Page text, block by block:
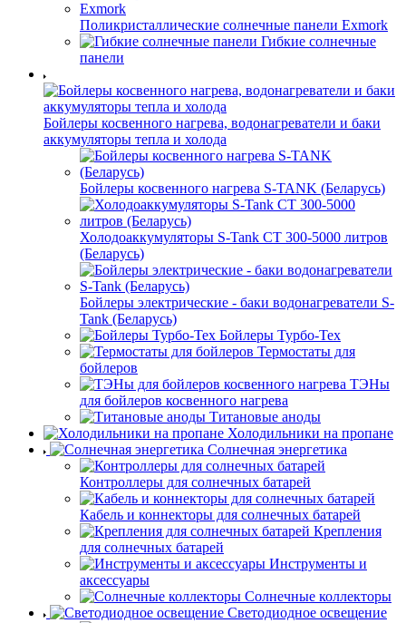
Поликристаллические солнечные панели Exmork
Гибкие солнечные
панели
Бойлеры косвенного нагрева, водонагреватели и баки
аккумуляторы тепла и холода
Бойлеры косвенного нагрева S-TANK (Беларусь)
Холодоаккумуляторы S-Tank СТ 300-5000 литров
(Беларусь)
Бойлеры электрические - баки водонагреватели S-
Tank (Беларусь)
Бойлеры Турбо-Тех
Термостаты для
бойлеров
ТЭНы
для бойлеров косвенного нагрева
Титановые аноды
Холодильники на пропане
Солнечная энергетика
Контроллеры для солнечных батарей
Кабель и коннекторы для солнечных батарей
Крепления
для солнечных батарей
Инструменты и
аксессуары
Солнечные коллекторы
Светодиодное освещение